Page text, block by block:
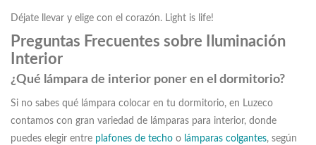
Déjate llevar y elige con el corazón. Light is life!
Preguntas Frecuentes sobre Iluminación
Interior
¿Qué lámpara de interior poner en el dormitorio?
Si no sabes qué lámpara colocar en tu dormitorio, en Luzeco
contamos con gran variedad de lámparas para interior, donde
puedes elegir entre plafones de techo o lámparas colgantes, según